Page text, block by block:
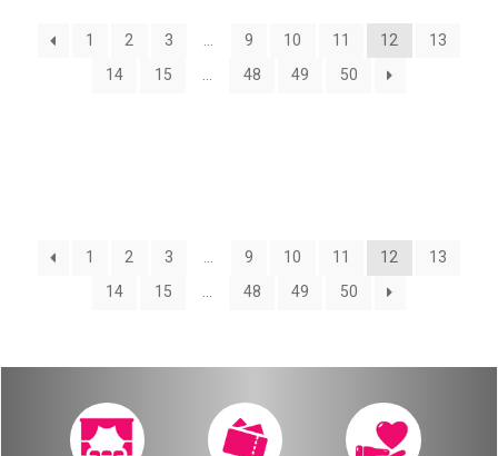
Календарь
Политика сайта
1 2 3 … 9 10 11 12
13
14
15 … 48 49 50
1 2 3 … 9 10 11 12
13
14
15 … 48 49 50